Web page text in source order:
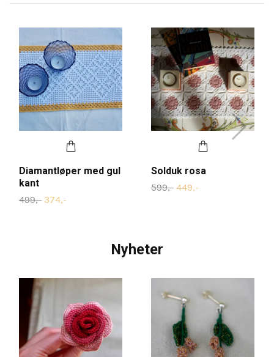
Diamantløper med gul
kant
499,- 374,-
Solduk rosa
599,- 449,-
Nyheter